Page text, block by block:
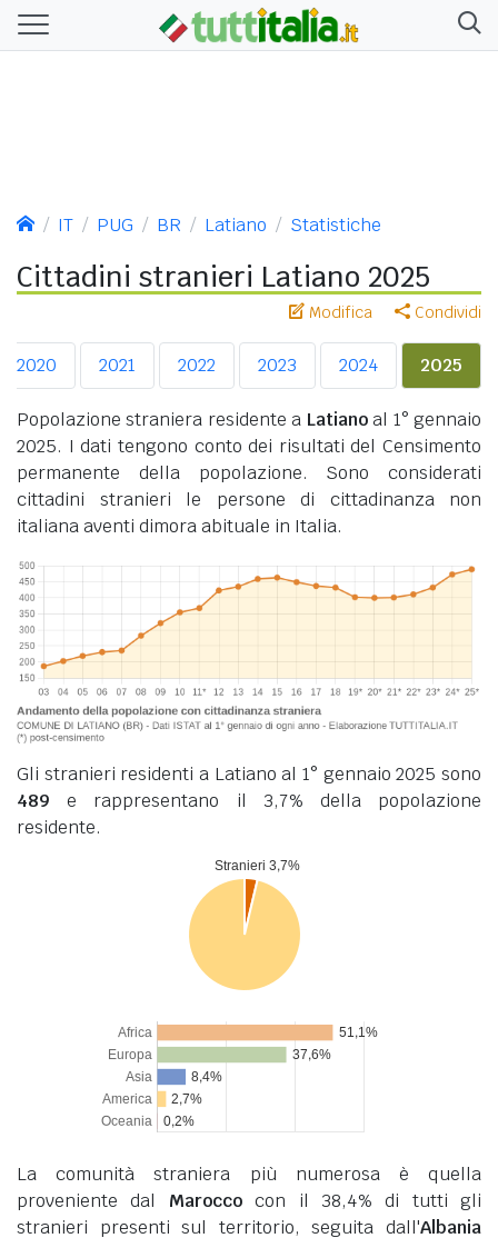
IT PUG BR Latiano Statistiche
Cittadini stranieri Latiano 2025
Modifica Condividi
2020 2021 2022 2023 2024 2025
Popolazione straniera residente a Latianoal 1° gennaio
2025. I dati tengono conto dei risultati del Censimento
permanente della popolazione. Sono considerati
cittadini stranieri le persone di cittadinanza non
italiana aventi dimora abituale in Italia.
Gli stranieri residenti a Latiano al 1° gennaio 2025 sono
489 e rappresentano il 3,7% della popolazione
residente.
La comunità straniera più numerosa è quella
proveniente dal Maroccocon il 38,4% di tutti gli
stranieri presenti sul territorio, seguita dall'Albania